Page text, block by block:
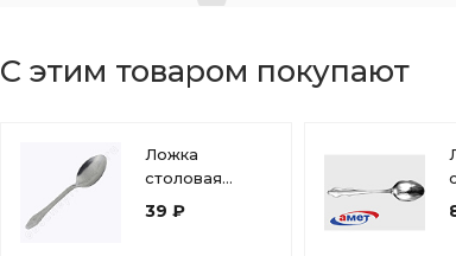
С этим товаром покупают
Ложка
столовая
алюминиевая 11
39 ₽